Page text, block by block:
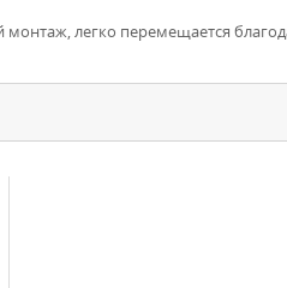
монтаж, легко перемещается